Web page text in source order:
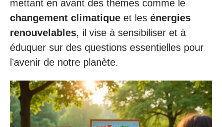
mettant en avant des thèmes comme le
changement climatique et les énergies
renouvelables, il vise à sensibiliser et à
éduquer sur des questions essentielles pour
l’avenir de notre planète.